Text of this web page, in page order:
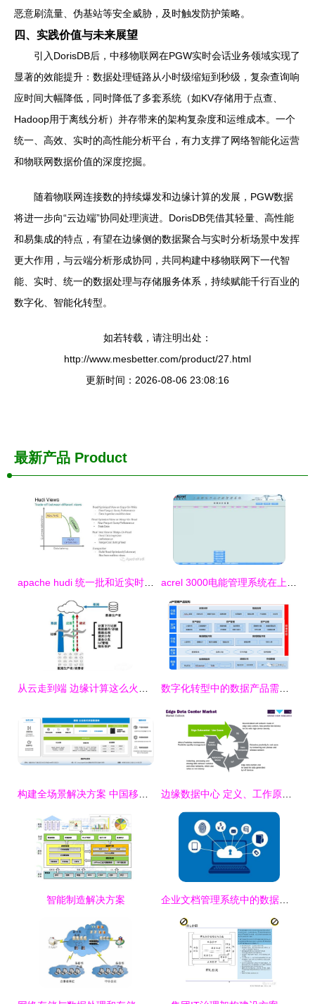
恶意刷流量、伪基站等安全威胁，及时触发防护策略。
四、实践价值与未来展望
引入DorisDB后，中移物联网在PGW实时会话业务领域实现了
显著的效能提升：数据处理链路从小时级缩短到秒级，复杂查询响
应时间大幅降低，同时降低了多套系统（如KV存储用于点查、
Hadoop用于离线分析）并存带来的架构复杂度和运维成本。一个
统一、高效、实时的高性能分析平台，有力支撑了网络智能化运营
和物联网数据价值的深度挖掘。
随着物联网连接数的持续爆发和边缘计算的发展，PGW数据
将进一步向“云边端”协同处理演进。DorisDB凭借其轻量、高性能
和易集成的特点，有望在边缘侧的数据聚合与实时分析场景中发挥
更大作用，与云端分析形成协同，共同构建中移物联网下一代智
能、实时、统一的数据处理与存储服务体系，持续赋能千行百业的
数字化、智能化转型。
如若转载，请注明出处：
http://www.mesbetter.com/product/27.html
更新时间：2026-08-06 23:08:16
最新产品 Product
智能制造解决方案